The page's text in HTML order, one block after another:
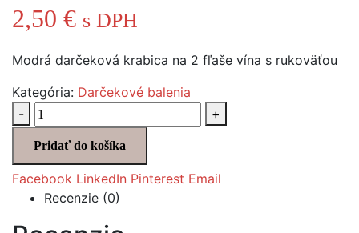
2,50 € s DPH
Modrá darčeková krabica na 2 fľaše vína s rukoväťou
Kategória: Darčekové balenia
-
+
Pridať do košíka
Facebook LinkedIn Pinterest Email
Recenzie (0)